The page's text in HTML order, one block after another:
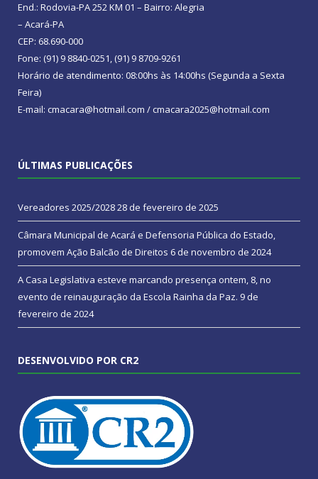
End.: Rodovia-PA 252 KM 01 – Bairro: Alegria
– Acará-PA
CEP: 68.690-000
Fone: (91) 9 8840-0251, (91) 9 8709-9261
Horário de atendimento: 08:00hs às 14:00hs (Segunda a Sexta
Feira)
E-mail: cmacara@hotmail.com / cmacara2025@hotmail.com
ÚLTIMAS PUBLICAÇÕES
Vereadores 2025/202828 de fevereiro de 2025
Câmara Municipal de Acará e Defensoria Pública do Estado,
promovem Ação Balcão de Direitos 6 de novembro de 2024
A Casa Legislativa esteve marcando presença ontem, 8, no
evento de reinauguração da Escola Rainha da Paz. 9 de
fevereiro de 2024
DESENVOLVIDO POR CR2